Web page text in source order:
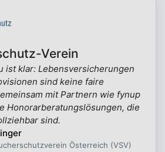
Verein
ist klar: Lebensversicherungen
sind keine faire
mit Partnern wie fynup
Honorarberatungslösungen, die
sind.
Österreich (VSV)